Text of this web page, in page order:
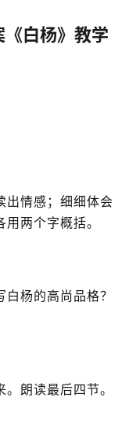
白杨》教学
出情感；细细体会
两个字概括。
杨的高尚品格？
朗读最后四节。